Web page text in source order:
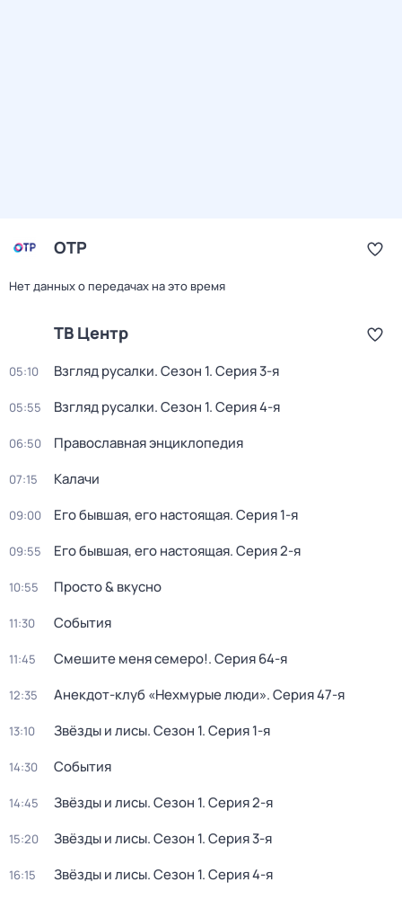
ОТР
Нет данных о передачах на это время
ТВ Центр
05:10 Взгляд русалки. Сезон 1. Серия 3-я
05:55 Взгляд русалки. Сезон 1. Серия 4-я
06:50 Православная энциклопедия
07:15 Калачи
09:00 Его бывшая, его настоящая. Серия 1-я
09:55 Его бывшая, его настоящая. Серия 2-я
10:55 Просто & вкусно
11:30 События
11:45 Смешите меня семеро!. Серия 64-я
12:35 Анекдот-клуб «Нехмурые люди». Серия 47-я
13:10 Звёзды и лисы. Сезон 1. Серия 1-я
14:30 События
14:45 Звёзды и лисы. Сезон 1. Серия 2-я
15:20 Звёзды и лисы. Сезон 1. Серия 3-я
16:15 Звёзды и лисы. Сезон 1. Серия 4-я